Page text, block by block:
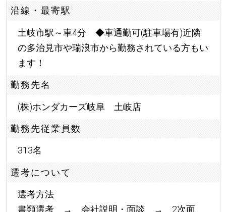
沿線・最寄駅
土岐市駅～車4分 ◆車通勤可(駐車場有)近隣
の多治見市や瑞浪市から勤務されている方もい
ます！
勤務先名
(株)ホンダカーズ岐阜 土岐店
勤務先従業員数
313名
選考について
選考方法
書類選考 → 会社説明・面談 → 2次面